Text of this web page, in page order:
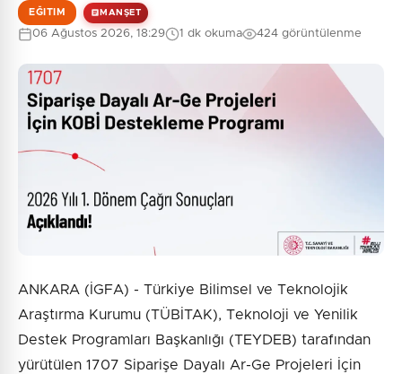
8 + 7 = ?
EĞITIM MANŞET
06 Ağustos 2026, 18:29 1 dk okuma 424 görüntülenme
ANKARA (İGFA) - Türkiye Bilimsel ve Teknolojik
Araştırma Kurumu (TÜBİTAK), Teknoloji ve Yenilik
Destek Programları Başkanlığı (TEYDEB) tarafından
yürütülen 1707 Siparişe Dayalı Ar-Ge Projeleri İçin